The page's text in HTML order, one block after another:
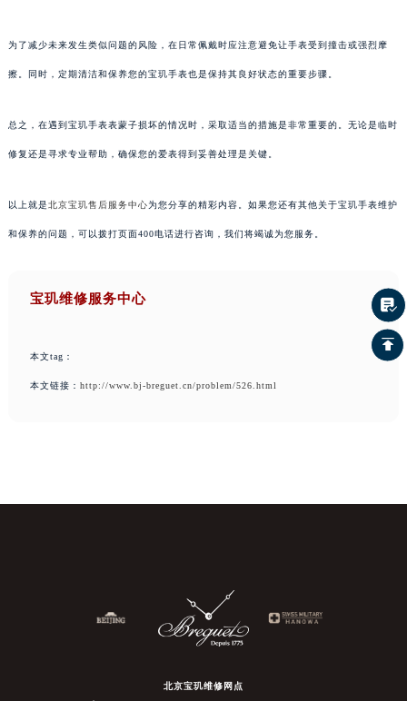
为了减少未来发生类似问题的风险，在日常佩戴时应注意避免让手表受到撞击或强烈摩
擦。同时，定期清洁和保养您的宝玑手表也是保持其良好状态的重要步骤。
总之，在遇到宝玑手表表蒙子损坏的情况时，采取适当的措施是非常重要的。无论是临时
修复还是寻求专业帮助，确保您的爱表得到妥善处理是关键。
以上就是北京宝玑售后服务中心为您分享的精彩内容。如果您还有其他关于宝玑手表维护
和保养的问题，可以拨打页面400电话进行咨询，我们将竭诚为您服务。
宝玑维修服务中心
本文tag：
本文链接： http://www.bj-breguet.cn/problem/526.html
北京宝玑维修网点